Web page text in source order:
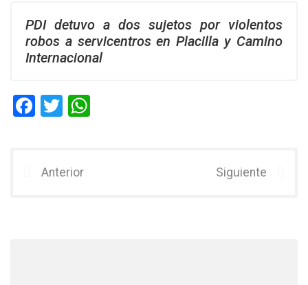
PDI detuvo a dos sujetos por violentos
robos a servicentros en Placilla y Camino
Internacional
F
b
T
er
Anterior Siguiente